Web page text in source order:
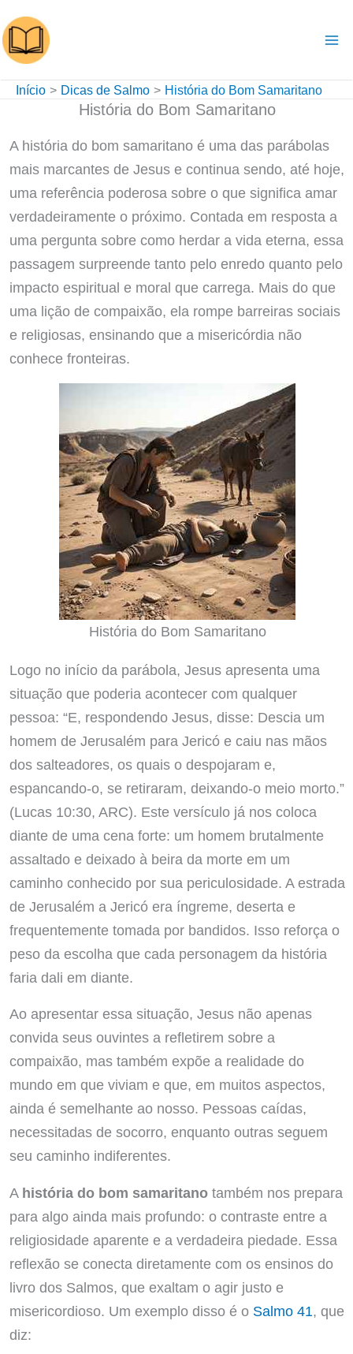
para
o
conteúdo
Início Dicas de Salmo História do Bom Samaritano
História do Bom Samaritano
A história do bom samaritano é uma das parábolas
mais marcantes de Jesus e continua sendo, até hoje,
uma referência poderosa sobre o que significa amar
verdadeiramente o próximo. Contada em resposta a
uma pergunta sobre como herdar a vida eterna, essa
passagem surpreende tanto pelo enredo quanto pelo
impacto espiritual e moral que carrega. Mais do que
uma lição de compaixão, ela rompe barreiras sociais
e religiosas, ensinando que a misericórdia não
conhece fronteiras.
História do Bom Samaritano
Logo no início da parábola, Jesus apresenta uma
situação que poderia acontecer com qualquer
pessoa: “E, respondendo Jesus, disse: Descia um
homem de Jerusalém para Jericó e caiu nas mãos
dos salteadores, os quais o despojaram e,
espancando-o, se retiraram, deixando-o meio morto.”
(Lucas 10:30, ARC). Este versículo já nos coloca
diante de uma cena forte: um homem brutalmente
assaltado e deixado à beira da morte em um
caminho conhecido por sua periculosidade. A estrada
de Jerusalém a Jericó era íngreme, deserta e
frequentemente tomada por bandidos. Isso reforça o
peso da escolha que cada personagem da história
faria dali em diante.
Ao apresentar essa situação, Jesus não apenas
convida seus ouvintes a refletirem sobre a
compaixão, mas também expõe a realidade do
mundo em que viviam e que, em muitos aspectos,
ainda é semelhante ao nosso. Pessoas caídas,
necessitadas de socorro, enquanto outras seguem
seu caminho indiferentes.
A história do bom samaritanotambém nos prepara
para algo ainda mais profundo: o contraste entre a
religiosidade aparente e a verdadeira piedade. Essa
reflexão se conecta diretamente com os ensinos do
livro dos Salmos, que exaltam o agir justo e
misericordioso. Um exemplo disso é o Salmo 41, que
diz: